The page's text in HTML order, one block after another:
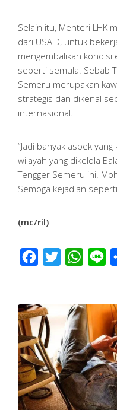
Selain itu, Menteri LHK
dari USAID, untuk
mengembalikan
seperti semula. Sebab
Semeru merupakan
strategis dan dikenal
internasional.
“Jadi banyak aspek
wilayah yang dikelola
Tengger Semeru ini.
Semoga kejadian
(mc/ril)
Facebook
Twitter